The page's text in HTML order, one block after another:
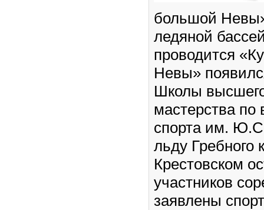
большой
ледяной
проводится
Невы»
Школы
мастерства
спорта им.
льду Гребного
Крестовском
участников
заявлены